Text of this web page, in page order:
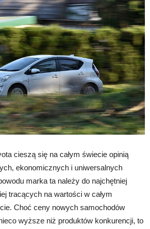
cieszą się na całym świecie opinią
ekonomicznych i uniwersalnych
marka ta należy do najchętniej
tracących na wartości w całym
Choć ceny nowych samochodów
wyższe niż produktów konkurencji, to